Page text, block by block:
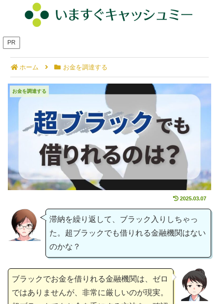
PR
ホーム お金を調達する
超ブラックでも借りれるところは？お金借りる相談
先＆対処法！
お金を調達する
2025.03.07
滞納を繰り返して、ブラック入りしちゃっ
た。超ブラックでも借りれる金融機関はない
のかな？
ブラックでお金を借りれる金融機関は、ゼロ
ではありませんが、非常に厳しいのが現実。